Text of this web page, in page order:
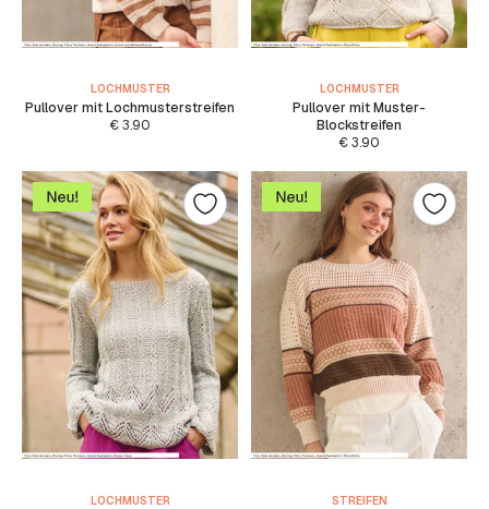
LOCHMUSTER
Pullover mit Lochmusterstreifen
€3.90
LOCHMUSTER
Pullover mit Muster-
Blockstreifen
€3.90
LOCHMUSTER STREIFEN